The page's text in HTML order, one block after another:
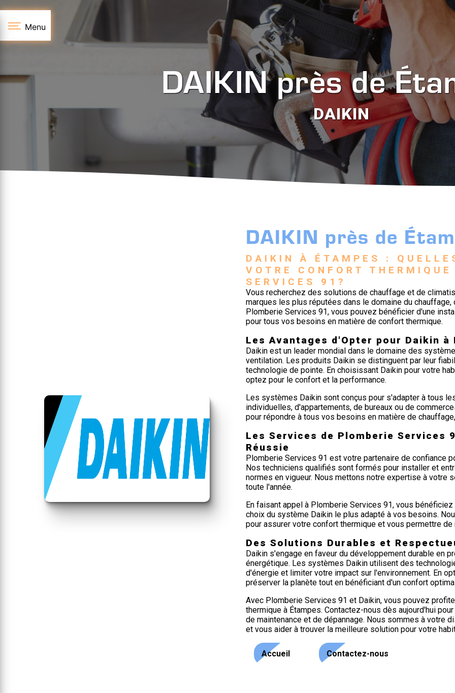
Menu
DAIKIN près de
DAIKIN
DAIKIN près de
DAIKIN À ÉTAMPES :
VOTRE CONFORT
SERVICES 91?
Vous recherchez des solutions de chauffage et de
marques les plus réputées dans le domaine du
Plomberie Services 91, vous pouvez bénéficier d'une
pour tous vos besoins en matière de confort thermique.
Les Avantages d'Opter pour Daikin à
Daikin est un leader mondial dans le domaine des
ventilation. Les produits Daikin se distinguent par leur
technologie de pointe. En choisissant Daikin pour votre
optez pour le confort et la performance.
Les systèmes Daikin sont conçus pour s'adapter à tous
individuelles, d'appartements, de bureaux ou de
pour répondre à tous vos besoins en matière de
Les Services de Plomberie Services
Réussie
Plomberie Services 91 est votre partenaire de confiance
Nos techniciens qualifiés sont formés pour installer et
normes en vigueur. Nous mettons notre expertise à votre
toute l'année.
En faisant appel à Plomberie Services 91, vous
choix du système Daikin le plus adapté à vos besoins.
pour assurer votre confort thermique et vous permettre
Des Solutions Durables et
Daikin s'engage en faveur du développement durable en
énergétique. Les systèmes Daikin utilisent des
d'énergie et limiter votre impact sur l'environnement. En
préserver la planète tout en bénéficiant d'un confort
Avec Plomberie Services 91 et Daikin, vous pouvez
thermique à Étampes. Contactez-nous dès aujourd'hui
de maintenance et de dépannage. Nous sommes à votre
et vous aider à trouver la meilleure solution pour votre
Accueil Contactez-nous
Panneau de gestion des cookies